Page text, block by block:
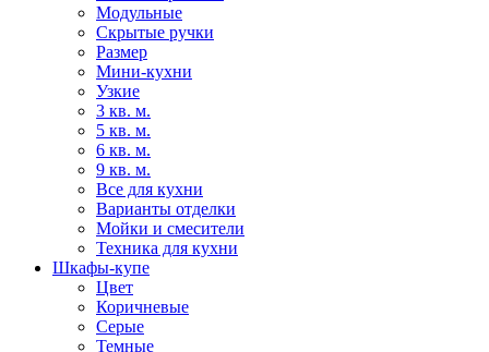
Модульные
Скрытые ручки
Размер
Мини-кухни
Узкие
3 кв. м.
5 кв. м.
6 кв. м.
9 кв. м.
Все для кухни
Варианты отделки
Мойки и смесители
Техника для кухни
Шкафы-купе
Цвет
Коричневые
Серые
Темные